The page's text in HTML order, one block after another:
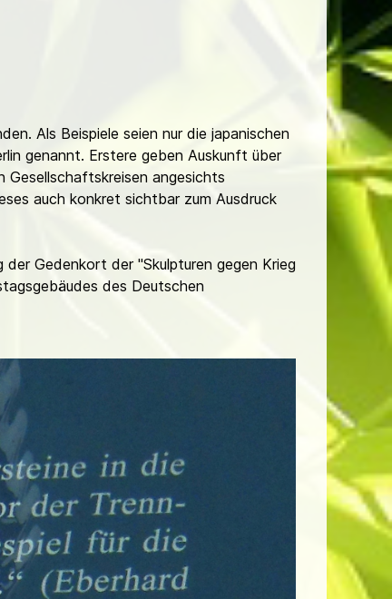
Als Beispiele seien nur die japanischen
genannt. Erstere geben Auskunft über
Gesellschaftskreisen angesichts
auch konkret sichtbar zum Ausdruck
Gedenkort der "Skulpturen gegen Krieg
des Deutschen